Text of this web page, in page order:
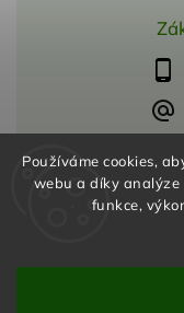
Používáme cookies,
webu a díky
funkce,
Copyright 2026